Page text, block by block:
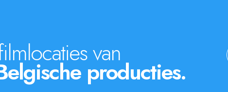
van
producties.